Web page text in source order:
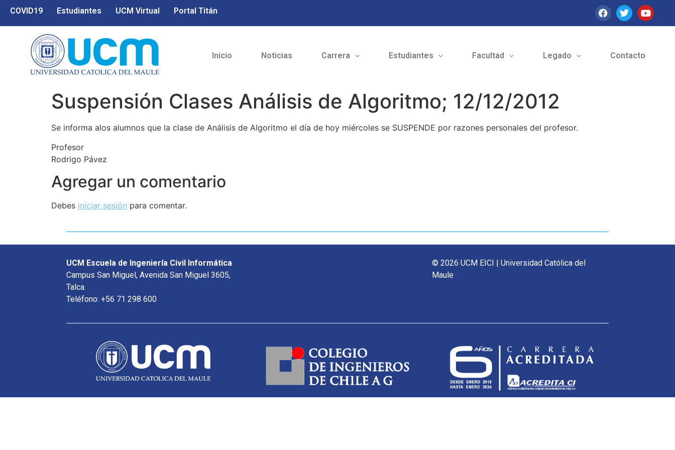
COVID19 Estudiantes UCM Virtual Portal Titán
Inicio Noticias Carrera Estudiantes Facultad Legado Contacto
Suspensión Clases Análisis de Algoritmo; 12/12/2012
Se informa alos alumnos que la clase de Análisis de Algoritmo el día de hoy miércoles se SUSPENDE por razones personales del profesor.
Profesor
Rodrigo Pávez
Agregar un comentario
Debes iniciar sesión para comentar.
UCM Escuela de Ingeniería Civil Informática
Campus San Miguel, Avenida San Miguel 3605,
Talca.
Teléfono: +56 71 298 600
© 2026 UCM EICI | Universidad Católica del
Maule